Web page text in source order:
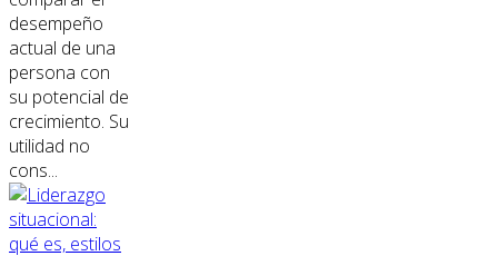
desempeño
actual de una
persona con
su potencial de
crecimiento. Su
utilidad no
cons...